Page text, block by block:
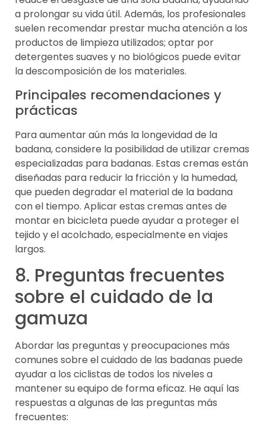
a prolongar su vida útil. Además, los profesionales
suelen recomendar prestar mucha atención a los
productos de limpieza utilizados; optar por
detergentes suaves y no biológicos puede evitar
la descomposición de los materiales.
Principales recomendaciones y
prácticas
Para aumentar aún más la longevidad de la
badana, considere la posibilidad de utilizar cremas
especializadas para badanas. Estas cremas están
diseñadas para reducir la fricción y la humedad,
que pueden degradar el material de la badana
con el tiempo. Aplicar estas cremas antes de
montar en bicicleta puede ayudar a proteger el
tejido y el acolchado, especialmente en viajes
largos.
8. Preguntas frecuentes
sobre el cuidado de la
gamuza
Abordar las preguntas y preocupaciones más
comunes sobre el cuidado de las badanas puede
ayudar a los ciclistas de todos los niveles a
mantener su equipo de forma eficaz. He aquí las
respuestas a algunas de las preguntas más
frecuentes: